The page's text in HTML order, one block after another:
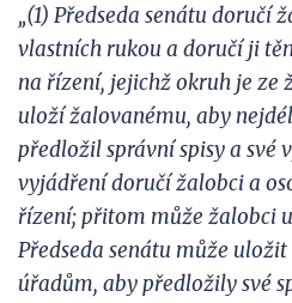
„(1) Předseda senátu doručí
vlastních rukou a doručí ji
na řízení, jejichž okruh je ze
uloží žalovanému, aby
předložil správní spisy a své
vyjádření doručí žalobci a
řízení; přitom může žalobci
Předseda senátu může
úřadům, aby předložily své